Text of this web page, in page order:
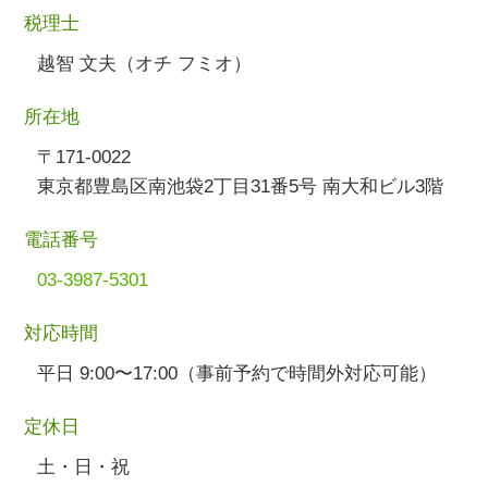
税理士
越智 文夫（オチ フミオ）
所在地
〒171-0022
東京都豊島区南池袋2丁目31番5号 南大和ビル3階
電話番号
03-3987-5301
対応時間
平日 9:00〜17:00（事前予約で時間外対応可能）
定休日
土・日・祝